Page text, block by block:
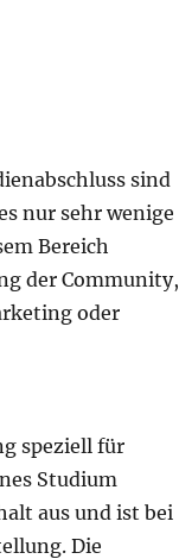
sind
nur sehr wenige
Bereich
der Community,
oder
speziell für
Studium
aus und ist bei
Die